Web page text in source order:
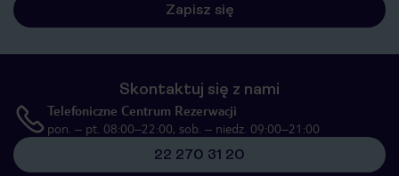
Zapisz się
Skontaktuj się z nami
Telefoniczne Centrum Rezerwacji
pon. – pt. 08:00–22:00, sob. – niedz. 09:00–21:00
22 270 31 20